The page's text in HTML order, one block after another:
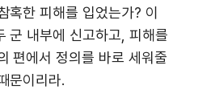
혹한 피해를 입었는가? 이
군 내부에 신고하고, 피해를
편에서 정의를 바로 세워줄
문이리라.